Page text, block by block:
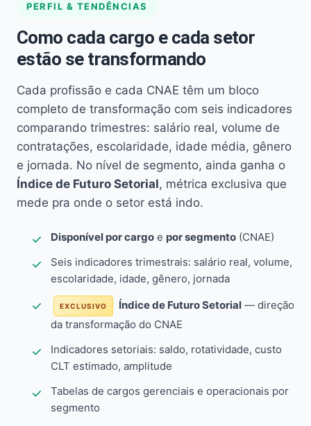
PERFIL & TENDÊNCIAS
Como cada cargo e cada setor
estão se transformando
Cada profissão e cada CNAE têm um bloco
completo de transformação com seis indicadores
comparando trimestres: salário real, volume de
contratações, escolaridade, idade média, gênero
e jornada. No nível de segmento, ainda ganha o
Índice de Futuro Setorial, métrica exclusiva que
mede pra onde o setor está indo.
Disponível por cargo e por segmento (CNAE)
Seis indicadores trimestrais: salário real, volume,
escolaridade, idade, gênero, jornada
EXCLUSIVO Índice de Futuro Setorial — direção
da transformação do CNAE
Indicadores setoriais: saldo, rotatividade, custo
CLT estimado, amplitude
Tabelas de cargos gerenciais e operacionais por
segmento